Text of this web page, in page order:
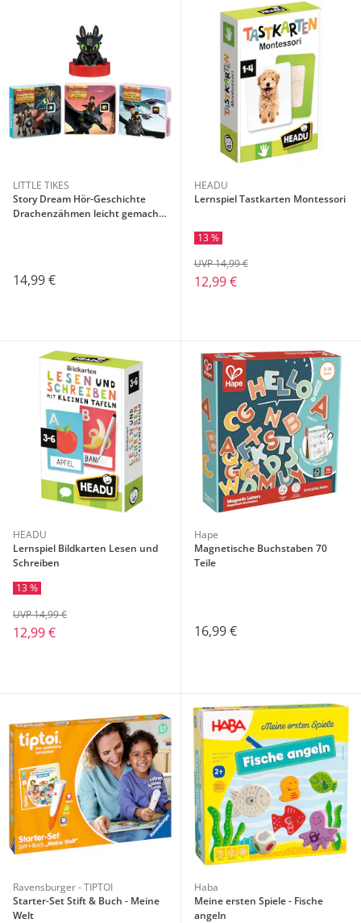
LITTLE TIKES
Story Dream Hör-Geschichte
Drachenzähmen leicht gemacht
14,99 €
HEADU
Lernspiel Tastkarten Montessori
13 %
12,99 €
UVP 14,99 €
HEADU
Lernspiel Bildkarten Lesen und
Schreiben
13 %
12,99 €
UVP 14,99 €
Hape
Magnetische Buchstaben 70
Teile
16,99 €
Ravensburger - TIPTOI
Starter-Set Stift & Buch - Meine
Welt
Haba
Meine ersten Spiele - Fische
angeln